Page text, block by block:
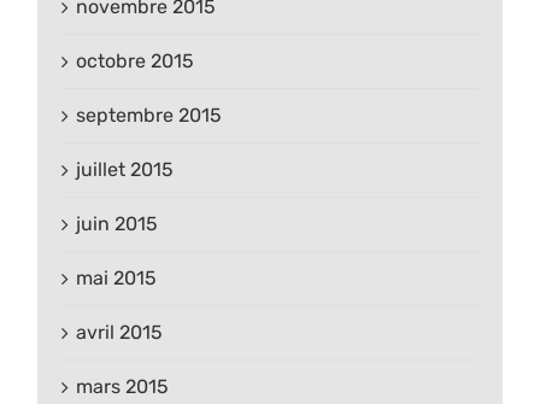
novembre 2015
octobre 2015
septembre 2015
juillet 2015
juin 2015
mai 2015
avril 2015
mars 2015